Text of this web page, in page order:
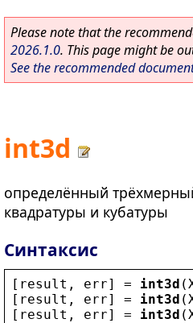
Please note that the
2026.1.0. This page might be
See the recommended
int3d
определённый
квадратуры и кубатуры
Синтаксис
[ result , err] = int3d (
[ result , err] = int3d (
[ result , err] = int3d (